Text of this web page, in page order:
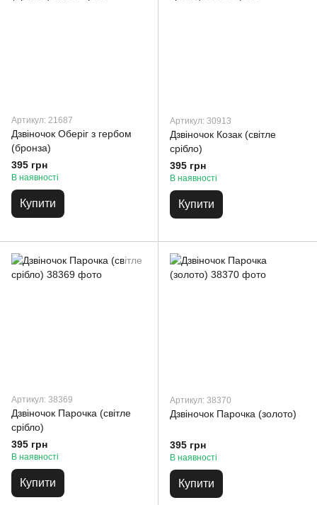
Артикул: 21687
Дзвіночок Оберіг з гербом
(бронза)
395 грн
В наявності
Купити
Артикул: 30913
Дзвіночок Козак (світле
срібло)
395 грн
В наявності
Купити
Артикул: 38369
Дзвіночок Парочка (світле
срібло)
395 грн
В наявності
Купити
Артикул: 38370
Дзвіночок Парочка (золото)
395 грн
В наявності
Купити